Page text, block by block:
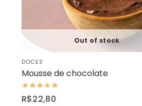
Out of stock
DOCES
Mousse de chocolate
R$22,80